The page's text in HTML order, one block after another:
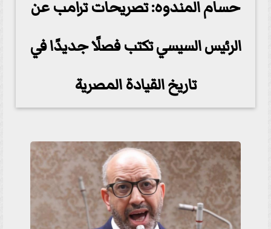
حسام المندوه: تصريحات ترامب عن
الرئيس السيسي تكتب فصلًا جديدًا في
تاريخ القيادة المصرية